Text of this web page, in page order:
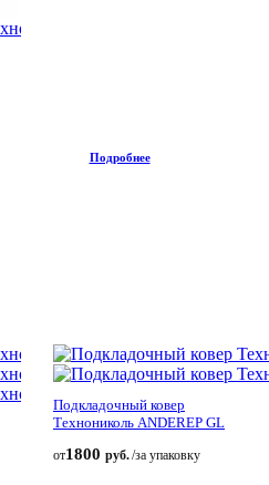
Подробнее
Подкладочный ковер
Технониколь ANDEREP GL
от1800 руб./за упаковку